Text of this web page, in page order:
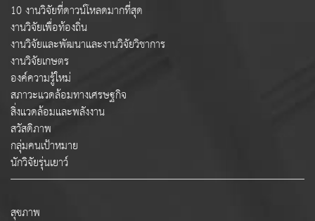
10 งานวิจัยที่ดาวน์โหลดมากที่สุด
งานวิจัยเพื่อท้องถิ่น
งานวิจัยและพัฒนาและงานวิจัยวิชาการ
งานวิจัยเกษตร
องค์ความรู้ใหม่
สภาวะแวดล้อมทางเศรษฐกิจ
สิ่งแวดล้อมและพลังงาน
สวัสดิภาพ
กลุ่มคนเป้าหมาย
นักวิจัยรุ่นเยาว์
สุขภาพ